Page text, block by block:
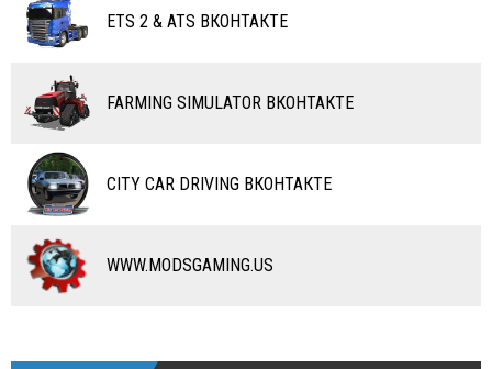
САМОЛЕТЫ
RC ТРАНСПОРТ
КАРТЫ
ЧИТЫ
ПРОГРАММЫ
РАЗНОЕ
ETS 2 & ATS ВКОНТАКТЕ
FARMING SIMULATOR ВКОНТАКТЕ
CITY CAR DRIVING ВКОНТАКТЕ
WWW.MODSGAMING.US